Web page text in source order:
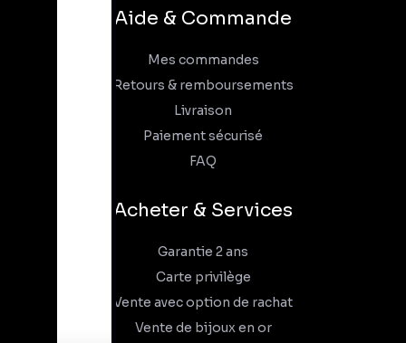
Aide & Commande
Mes commandes
Retours & remboursements
Livraison
Paiement sécurisé
FAQ
Acheter & Services
Garantie 2 ans
Carte privilège
Vente avec option de rachat
Vente de bijoux en or